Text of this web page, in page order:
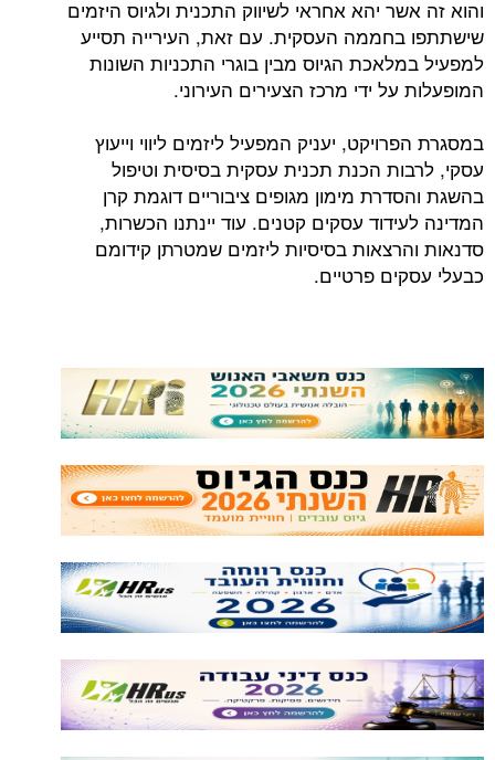
יהא אחראי לשיווק התכנית ולגיוס היזמים
העסקית. עם זאת, העירייה תסייע
הגיוס מבין בוגרי התכניות השונות
ידי מרכז הצעירים העירוני.
יעניק המפעיל ליזמים ליווי וייעוץ
הכנת תכנית עסקית בסיסית וטיפול
מימון מגופים ציבוריים דוגמת קרן
עסקים קטנים. עוד יינתנו הכשרות,
בסיסיות ליזמים שמטרתן קידומם
פרטיים.